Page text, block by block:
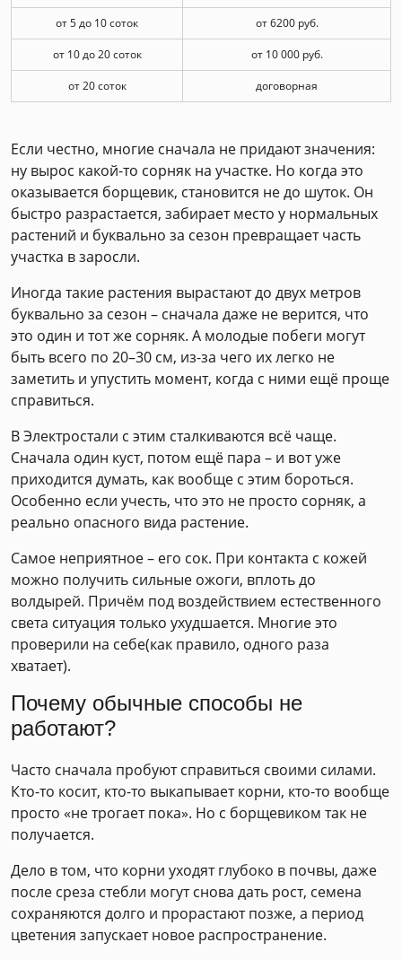
от 5 до 10 соток от 6200 руб.
от 10 до 20 соток от 10 000 руб.
от 20 соток договорная
Если честно, многие сначала не придают значения:
ну вырос какой-то сорняк на участке. Но когда это
оказывается борщевик, становится не до шуток. Он
быстро разрастается, забирает место у нормальных
растений и буквально за сезон превращает часть
участка в заросли.
Иногда такие растения вырастают до двух метров
буквально за сезон – сначала даже не верится, что
это один и тот же сорняк. А молодые побеги могут
быть всего по 20–30 см, из-за чего их легко не
заметить и упустить момент, когда с ними ещё проще
справиться.
В Электростали с этим сталкиваются всё чаще.
Сначала один куст, потом ещё пара – и вот уже
приходится думать, как вообще с этим бороться.
Особенно если учесть, что это не просто сорняк, а
реально опасного вида растение.
Самое неприятное – его сок. При контакта с кожей
можно получить сильные ожоги, вплоть до
волдырей. Причём под воздействием естественного
света ситуация только ухудшается. Многие это
проверили на себе(как правило, одного раза
хватает).
Почему обычные способы не
работают?
Часто сначала пробуют справиться своими силами.
Кто-то косит, кто-то выкапывает корни, кто-то вообще
просто «не трогает пока». Но с борщевиком так не
получается.
Дело в том, что корни уходят глубоко в почвы, даже
после среза стебли могут снова дать рост, семена
сохраняются долго и прорастают позже, а период
цветения запускает новое распространение.